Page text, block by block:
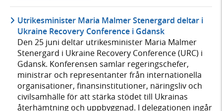
Utrikesminister Maria Malmer Stenergard deltar i
Ukraine Recovery Conference i Gdansk
Den 25 juni deltar utrikesminister Maria Malmer
Stenergard i Ukraine Recovery Conference (URC) i
Gdansk. Konferensen samlar regeringschefer,
ministrar och representanter från internationella
organisationer, finansinstitutioner, näringsliv och
civilsamhälle för att stärka stödet till Ukrainas
återhämtning och uppbyggnad. I delegationen ingår